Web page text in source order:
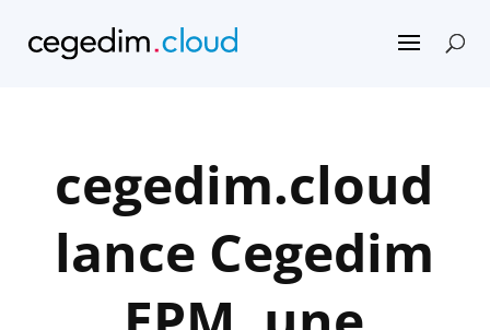
cegedim.cloud
lance Cegedim